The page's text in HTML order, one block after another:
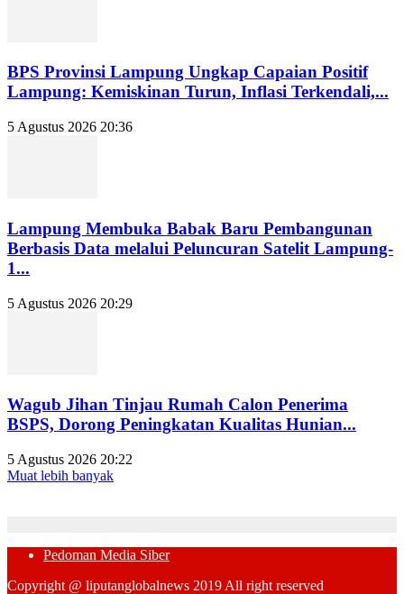
BPS Provinsi Lampung Ungkap Capaian Positif
Lampung: Kemiskinan Turun, Inflasi Terkendali,...
5 Agustus 2026 20:36
Lampung Membuka Babak Baru Pembangunan
Berbasis Data melalui Peluncuran Satelit Lampung-
1...
5 Agustus 2026 20:29
Wagub Jihan Tinjau Rumah Calon Penerima
BSPS, Dorong Peningkatan Kualitas Hunian...
5 Agustus 2026 20:22
Muat lebih banyak
Pedoman Media Siber
Copyright @ liputanglobalnews 2019 All right reserved